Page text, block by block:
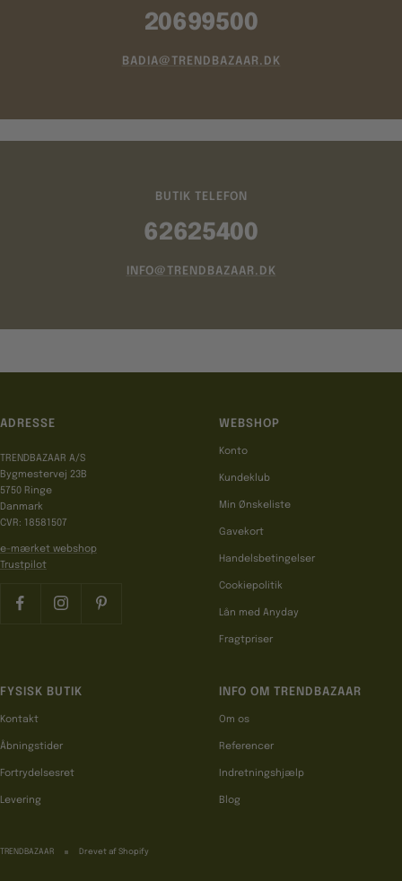
20699500
BADIA@TRENDBAZAAR.DK
BUTIK TELEFON
62625400
INFO@TRENDBAZAAR.DK
ADRESSE
TRENDBAZAAR A/S
Bygmestervej 23B
5750 Ringe
Danmark
CVR: 18581507
e-mærket webshop
Trustpilot
WEBSHOP
Konto
Kundeklub
Min Ønskeliste
Gavekort
Handelsbetingelser
Cookiepolitik
Lån med Anyday
Fragtpriser
FYSISK BUTIK
Kontakt
Åbningstider
Fortrydelsesret
Levering
INFO OM TRENDBAZAAR
Om os
Referencer
Indretningshjælp
Blog
TRENDBAZAAR Drevet af Shopify